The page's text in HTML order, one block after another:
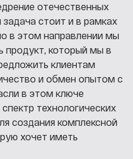
отечественных
стоит и в рамках
в этом направлении мы
продукт, который мы в
клиентам
и обмен опытом с
в этом ключе
технологических
создания комплексной
хочет иметь